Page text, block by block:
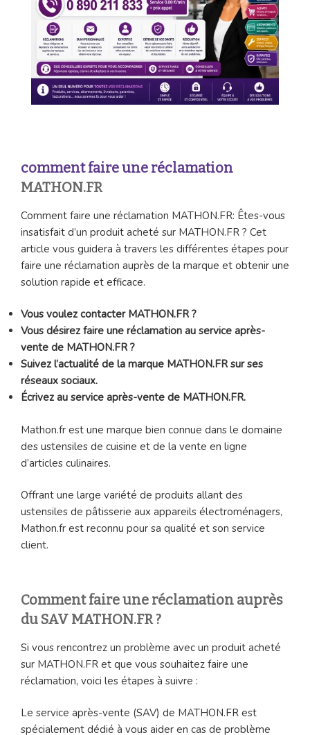
comment faire une réclamation
MATHON.FR
Comment faire une réclamation MATHON.FR: Êtes-vous
insatisfait d’un produit acheté sur MATHON.FR ? Cet
article vous guidera à travers les différentes étapes pour
faire une réclamation auprès de la marque et obtenir une
solution rapide et efficace.
Vous voulez contacter MATHON.FR ?
Vous désirez faire une réclamation au service après-
vente de MATHON.FR ?
Suivez l’actualité de la marque MATHON.FR sur ses
réseaux sociaux.
Écrivez au service après-vente de MATHON.FR.
Mathon.fr est une marque bien connue dans le domaine
des ustensiles de cuisine et de la vente en ligne
d’articles culinaires.
Offrant une large variété de produits allant des
ustensiles de pâtisserie aux appareils électroménagers,
Mathon.fr est reconnu pour sa qualité et son service
client.
Comment faire une réclamation auprès
du SAV MATHON.FR ?
Si vous rencontrez un problème avec un produit acheté
sur MATHON.FR et que vous souhaitez faire une
réclamation, voici les étapes à suivre :
Le service après-vente (SAV) de MATHON.FR est
spécialement dédié à vous aider en cas de problème